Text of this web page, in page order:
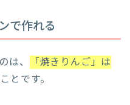
で作れる
は、
「焼きりんご」は
とです。